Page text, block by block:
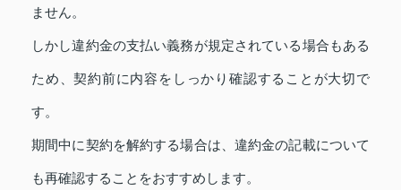
ません。
しかし違約金の支払い義務が規定されている場合もある
ため、契約前に内容をしっかり確認することが大切で
す。
期間中に契約を解約する場合は、違約金の記載について
も再確認することをおすすめします。